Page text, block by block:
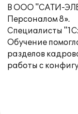
В ООО "САТИ-
Персоналом 8».
Специалисты
Обучение
разделов
работы с